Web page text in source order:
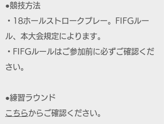
●競技方法
・18ホールストロークプレー。FIFGルー
ル、本大会規定によります。
・FIFGルールはご参加前に必ずご確認くだ
さい。
●練習ラウンド
こちらからご確認ください。